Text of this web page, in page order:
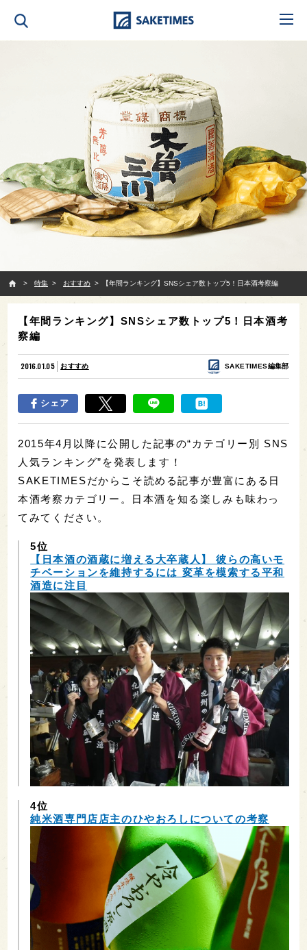
特集
おすすめ 【年間ランキング】SNSシェア数トップ5！日本酒考察編
【年間ランキング】SNSシェア数トップ5！日本酒考
察編
2016.01.05 おすすめ SAKETIMES編集部
シェア
2015年4月以降に公開した記事の“カテゴリー別 SNS
人気ランキング”を発表します！
SAKETIMESだからこそ読める記事が豊富にある日
本酒考察カテゴリー。日本酒を知る楽しみも味わっ
てみてください。
5位
【日本酒の酒蔵に増える大卒蔵人】 彼らの高いモ
チベーションを維持するには 変革を模索する平和
酒造に注目
4位
純米酒専門店店主のひやおろしについての考察